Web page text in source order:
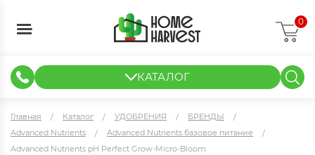
0
КАТАЛОГ
Главная Каталог УДОБРЕНИЯ
БРЕНДЫ
Advanced Nutrients
Advanced Nutrients базовое питание
Advanced Nutrients pH Perfect Grow-Micro-Bloom